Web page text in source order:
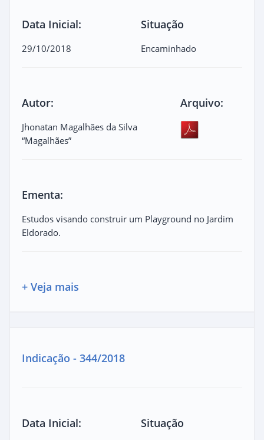
Data Inicial:
29/10/2018
Situação
Encaminhado
Autor:
Jhonatan Magalhães da Silva
“Magalhães”
Arquivo:
Ementa:
Estudos visando construir um Playground no Jardim
Eldorado.
+ Veja mais
Indicação - 344/2018
Data Inicial: Situação